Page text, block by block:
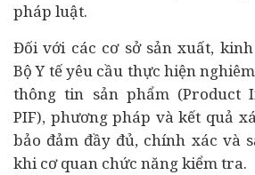
pháp luật.
Đối với các cơ sở sản xuất,
Bộ Y tế yêu cầu thực hiện
thông tin sản phẩm (Product
PIF), phương pháp và kết quả
bảo đảm đầy đủ, chính xác và
khi cơ quan chức năng kiểm tra.